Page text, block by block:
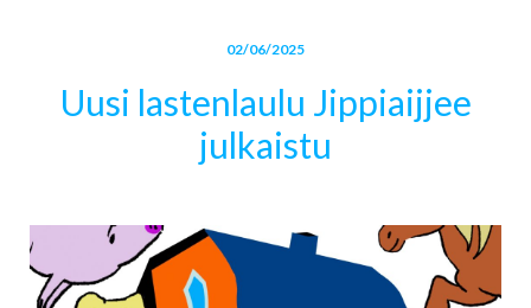
02/06/2025
Uusi lastenlaulu Jippiaijjee
julkaistu